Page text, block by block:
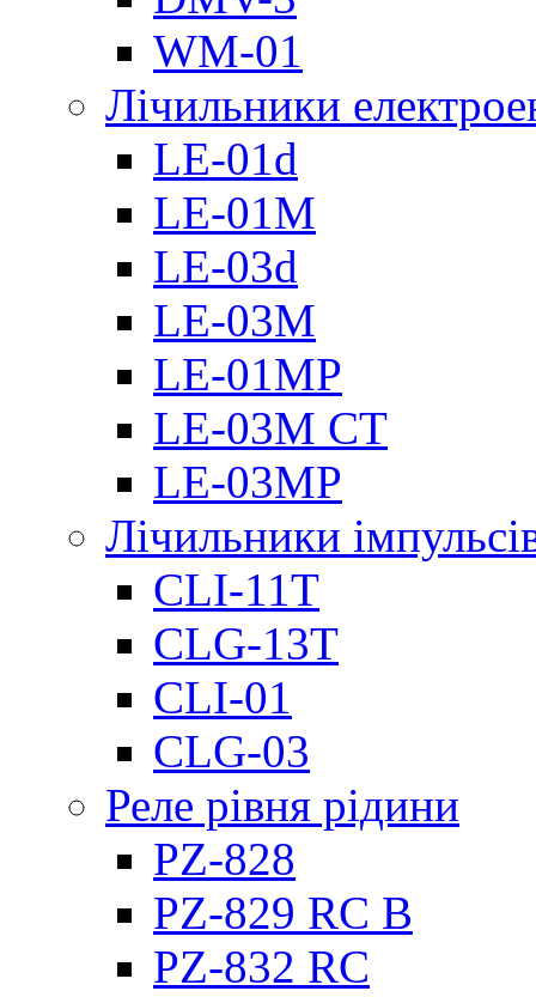
WM-01
Лічильники
LE-01d
LE-01M
LE-03d
LE-03M
LE-01MP
LE-03M CT
LE-03MP
Лічильники
CLI-11T
CLG-13T
CLI-01
CLG-03
Реле рівня рідини
PZ-828
PZ-829 RC B
PZ-832 RC